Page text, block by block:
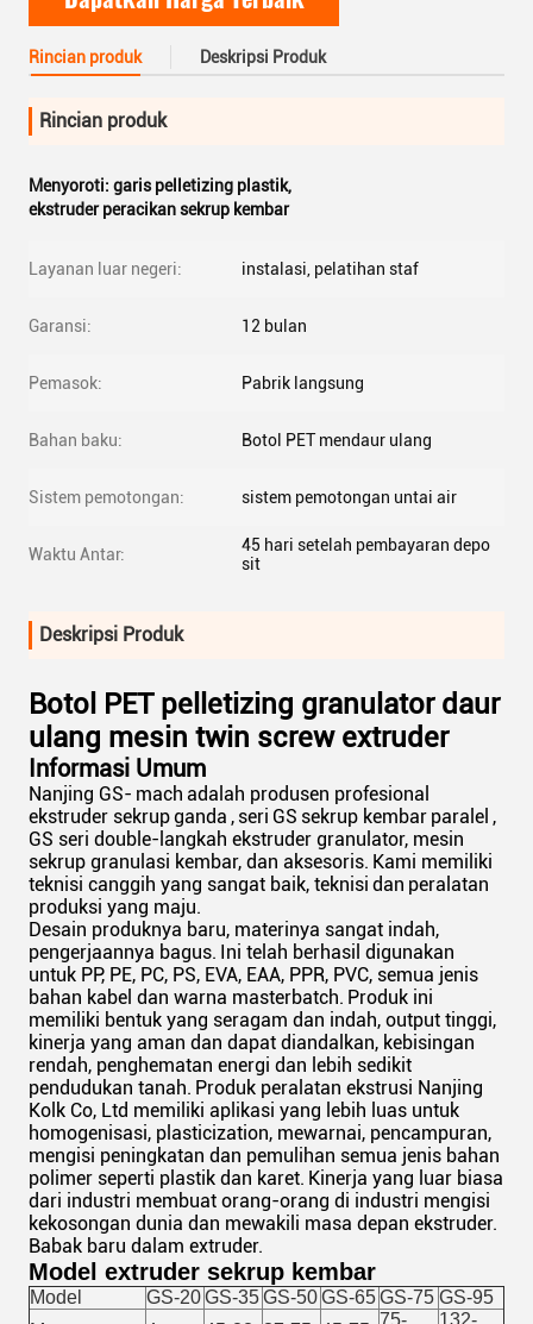
Rincian produk Deskripsi Produk
Rincian produk
Menyoroti: garis pelletizing plastik,
ekstruder peracikan sekrup kembar
Layanan luar negeri: instalasi, pelatihan staf
Garansi: 12 bulan
Pemasok: Pabrik langsung
Bahan baku: Botol PET mendaur ulang
Sistem pemotongan: sistem pemotongan untai air
Waktu Antar:
45 hari setelah pembayaran depo
sit
Deskripsi Produk
Botol PET pelletizing granulator daur
ulang mesin twin screw extruder
Informasi Umum
Nanjing GS- mach adalah produsen profesional
ekstruder sekrupganda , seri GS sekrup kembar paralel ,
GS seri double-langkah ekstruder granulator, mesin
sekrup granulasi kembar, dan aksesoris. Kami memiliki
teknisi canggih yang sangat baik, teknisi dan peralatan
produksi yang maju.
Desain produknya baru, materinya sangat indah,
pengerjaannya bagus. Ini telah berhasil digunakan
untuk PP, PE, PC, PS, EVA, EAA, PPR, PVC, semua jenis
bahan kabel dan warna masterbatch. Produk ini
memiliki bentuk yang seragam dan indah, output tinggi,
kinerja yang aman dan dapat diandalkan, kebisingan
rendah, penghematan energi dan lebih sedikit
pendudukan tanah. Produk peralatan ekstrusi Nanjing
Kolk Co, Ltd memiliki aplikasi yang lebih luas untuk
homogenisasi, plasticization, mewarnai, pencampuran,
mengisi peningkatan dan pemulihan semua jenis bahan
polimer seperti plastik dan karet. Kinerja yang luar biasa
dari industri membuat orang-orang di industri mengisi
kekosongan dunia dan mewakili masa depan ekstruder.
Babak baru dalam extruder.
Model extruder sekrup kembar
Model GS-20GS-35GS-50GS-65GS-75 GS-95
75- 132-